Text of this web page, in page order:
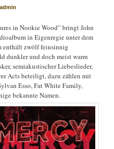
admin
in Nookie Wood” bringt John
in Eigenregie unter dem
enthält zwölf feinsinnig
dunkler und doch meist warm
semiakustischer Liebeslieder,
Acts beteiligt, dazu zählen mit
Esso, Fat White Family,
bekannte Namen.